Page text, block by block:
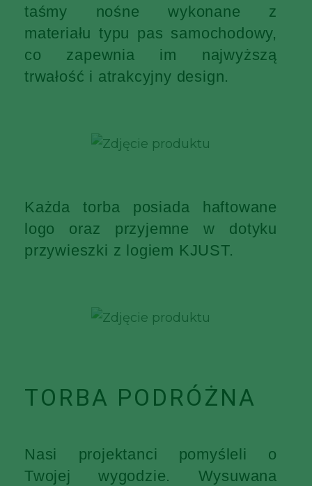
taśmy nośne wykonane z
materiału typu pas samochodowy,
co zapewnia im najwyższą
trwałość i atrakcyjny design.
Każda torba posiada haftowane
logo oraz przyjemne w dotyku
przywieszki z logiem KJUST.
TORBA PODRÓŻNA
Nasi projektanci pomyśleli o
Twojej wygodzie. Wysuwana